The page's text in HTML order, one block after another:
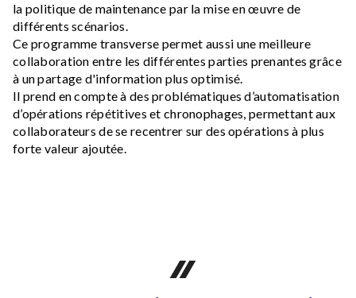
la politique de maintenance par la mise en œuvre de
différents scénarios.
Ce programme transverse permet aussi une meilleure
collaboration entre les différentes parties prenantes grâce
à un partage d'information plus optimisé.
Il prend en compte à des problématiques d’automatisation
d’opérations répétitives et chronophages, permettant aux
collaborateurs de se recentrer sur des opérations à plus
forte valeur ajoutée.